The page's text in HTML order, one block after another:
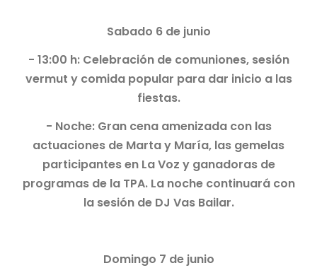
Sabado 6 de junio
- 13:00 h: Celebración de comuniones, sesión
vermut y comida popular para dar inicio a las
fiestas.
- Noche: Gran cena amenizada con las
actuaciones de Marta y María, las gemelas
participantes en La Voz y ganadoras de
programas de la TPA. La noche continuará con
la sesión de DJ Vas Bailar.
Domingo 7 de junio